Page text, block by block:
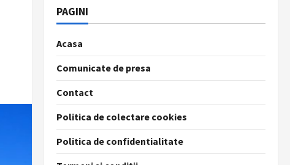
PAGINI
Acasa
Comunicate de presa
Contact
Politica de colectare cookies
Politica de confidentialitate